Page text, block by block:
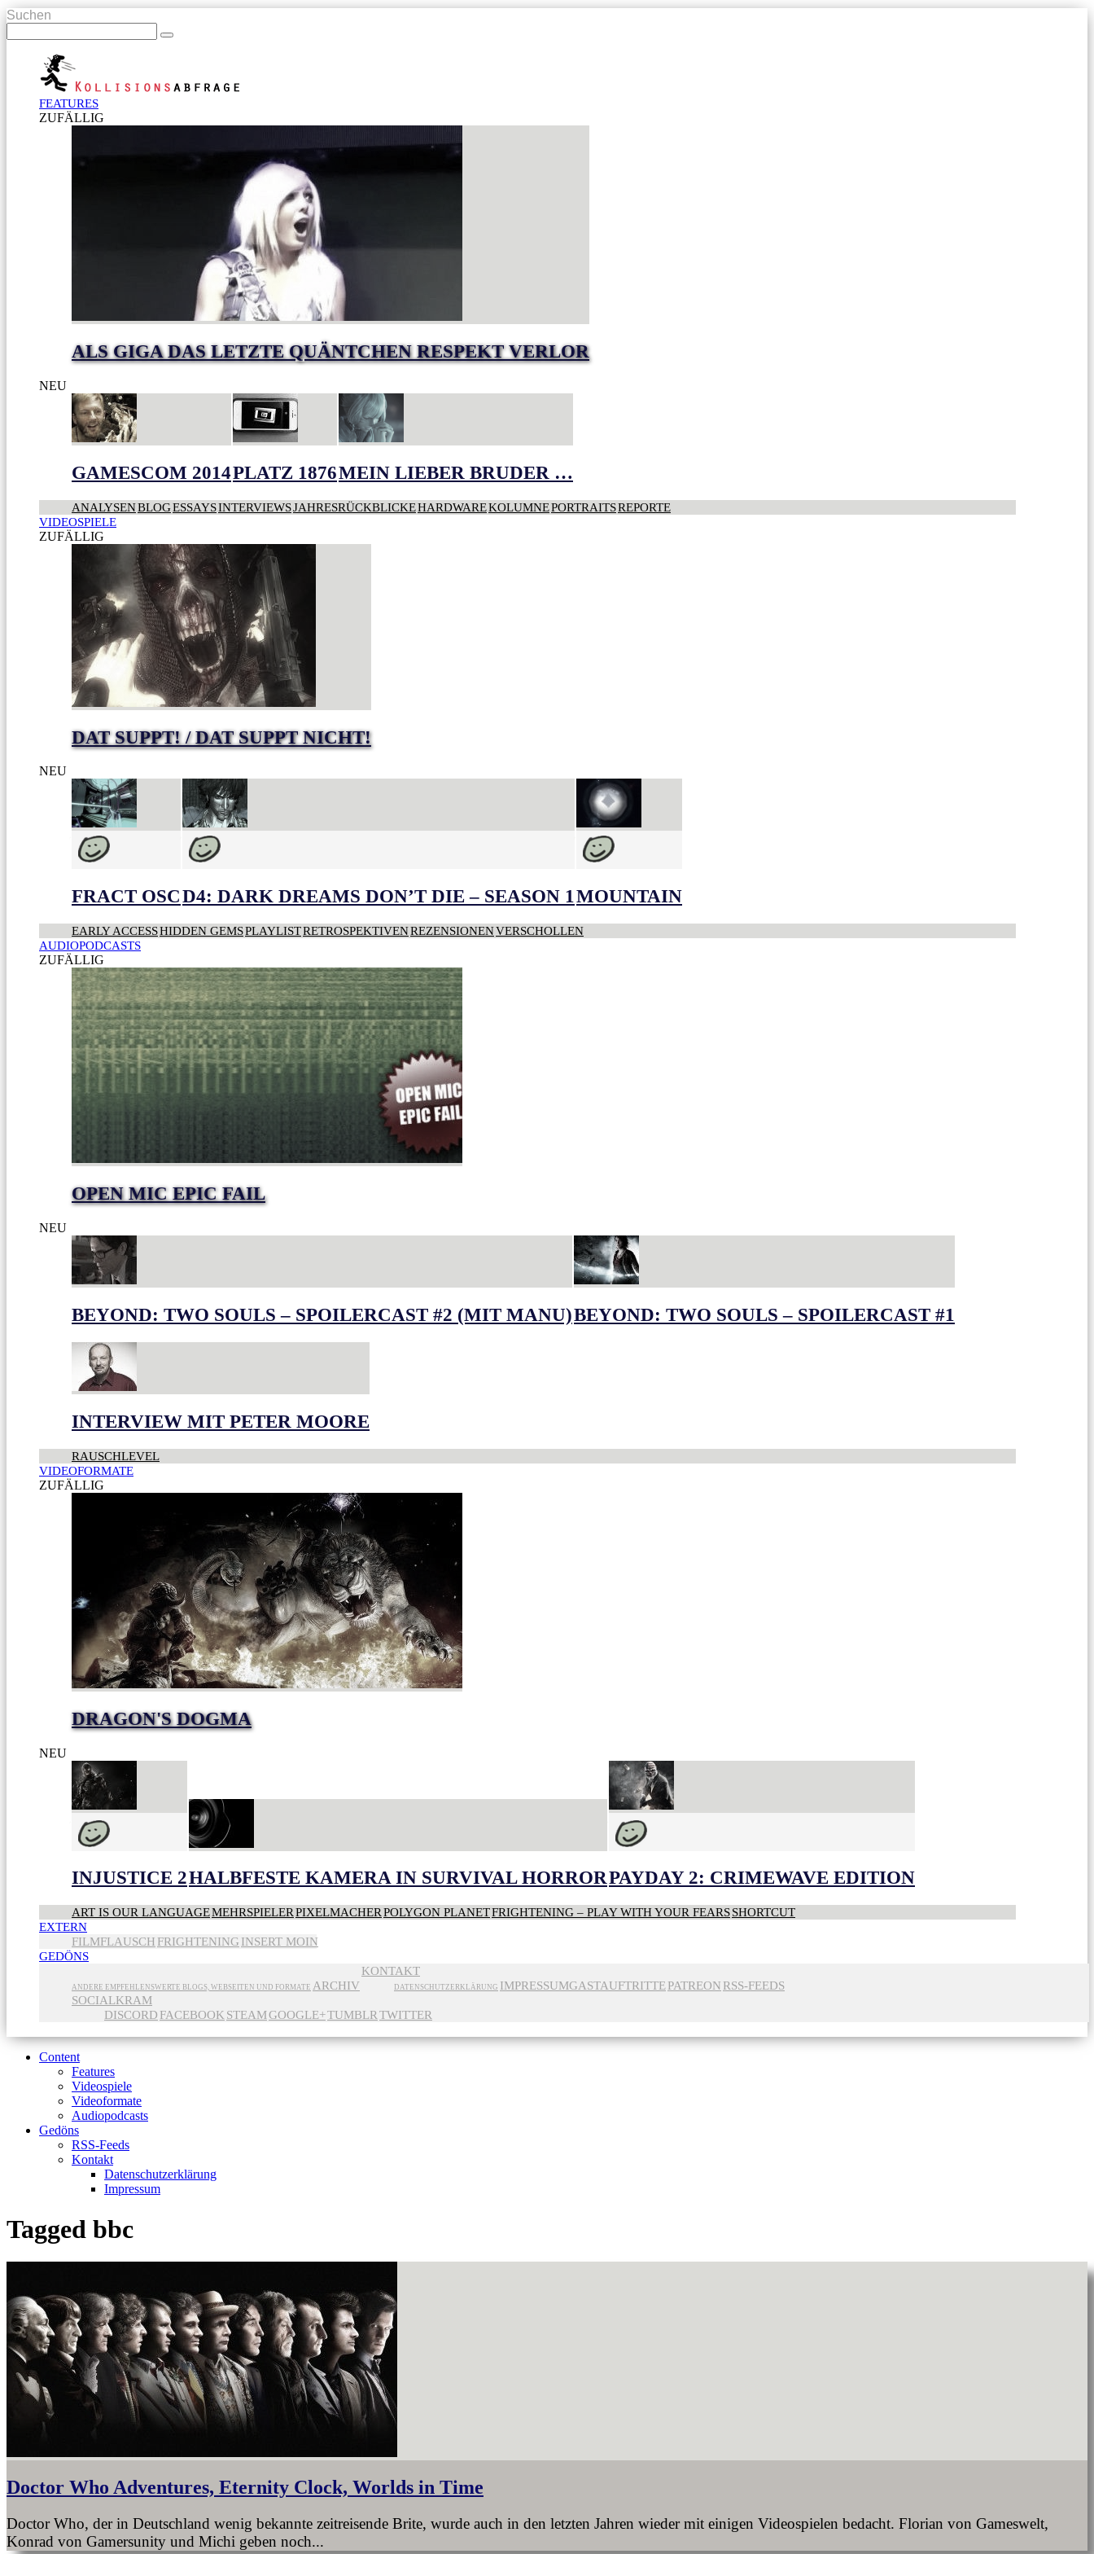
Suchen
FEATURES
ZUFÄLLIG
ALS GIGA DAS LETZTE QUÄNTCHEN RESPEKT VERLOR
NEU
GAMESCOM 2014PLATZ 1876MEIN LIEBER BRUDER …
ANALYSENBLOGESSAYSINTERVIEWSJAHRESRÜCKBLICKEHARDWAREKOLUMNEPORTRAITSREPORTE
VIDEOSPIELE
ZUFÄLLIG
DAT SUPPT! / DAT SUPPT NICHT!
NEU
FRACT OSCD4: DARK DREAMS DON’T DIE – SEASON 1MOUNTAIN
EARLY ACCESSHIDDEN GEMSPLAYLISTRETROSPEKTIVENREZENSIONENVERSCHOLLEN
AUDIOPODCASTS
ZUFÄLLIG
OPEN MIC EPIC FAIL
NEU
BEYOND: TWO SOULS – SPOILERCAST #2 (MIT MANU)BEYOND: TWO SOULS – SPOILERCAST #1
INTERVIEW MIT PETER MOORE
RAUSCHLEVEL
VIDEOFORMATE
ZUFÄLLIG
DRAGON'S DOGMA
NEU
INJUSTICE 2HALBFESTE KAMERA IN SURVIVAL HORRORPAYDAY 2: CRIMEWAVE EDITION
ART IS OUR LANGUAGEMEHRSPIELERPIXELMACHERPOLYGON PLANETFRIGHTENING – PLAY WITH YOUR FEARSSHORTCUT
EXTERN
FILMFLAUSCH FRIGHTENING INSERT MOIN
GEDÖNS
ANDERE EMPFEHLENSWERTE BLOGS, WEBSEITEN UND FORMATE ARCHIV
KONTAKT
DATENSCHUTZERKLÄRUNG IMPRESSUMGASTAUFTRITTEPATREON RSS-FEEDS
SOCIALKRAM
DISCORD FACEBOOK STEAMGOOGLE+TUMBLRTWITTER
Content
Features
Videospiele
Videoformate
Audiopodcasts
Gedöns
RSS-Feeds
Kontakt
Datenschutzerklärung
Impressum
Tagged bbc
Doctor Who Adventures, Eternity Clock, Worlds in Time
Doctor Who, der in Deutschland wenig bekannte zeitreisende Brite, wurde auch in den letzten Jahren wieder mit einigen Videospielen bedacht. Florian von Gameswelt,
Konrad von Gamersunity und Michi geben noch...